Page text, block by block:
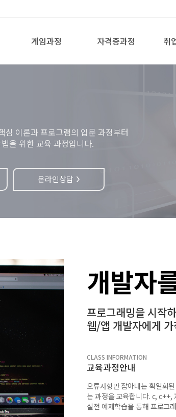
게임과정 자격증과정 취
심 이론과 프로그램의 입문 과정부터
을 위한 교육 과정입니다.
온라인상담 >
개발자
프로그래밍을 시작
웹/앱 개발자에게
CLASS INFORMATION
교육과정안내
오류사항만 잡아내는 획일화
는 과정을 교육합니다. c, c++,
실전 예제학습을 통해 프로그